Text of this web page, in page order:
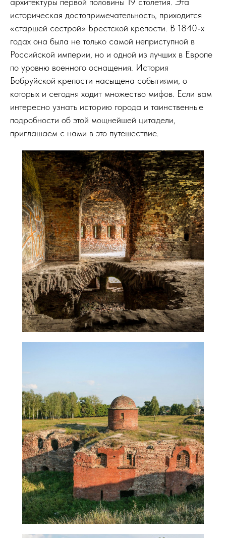
историческая достопримечательность, приходится
«старшей сестрой» Брестской крепости. В 1840-х
годах она была не только самой неприступной в
Российской империи, но и одной из лучших в Европе
по уровню военного оснащения. История
Бобруйской крепости насыщена событиями, о
которых и сегодня ходит множество мифов. Если вам
интересно узнать историю города и таинственные
подробности об этой мощнейшей цитадели,
приглашаем с нами в это путешествие.